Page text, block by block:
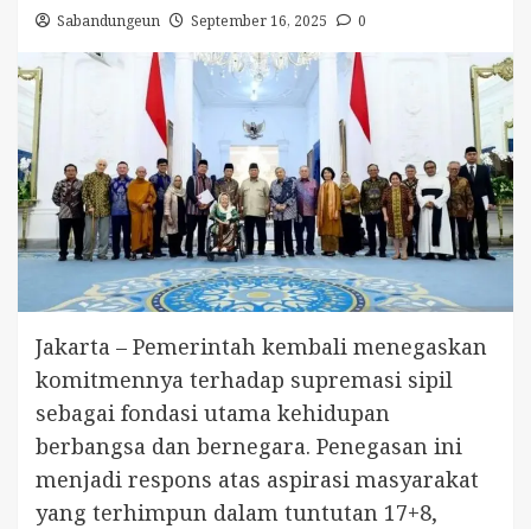
Sabandungeun September 16, 2025 0
Jakarta – Pemerintah kembali menegaskan
komitmennya terhadap supremasi sipil
sebagai fondasi utama kehidupan
berbangsa dan bernegara. Penegasan ini
menjadi respons atas aspirasi masyarakat
yang terhimpun dalam tuntutan 17+8,